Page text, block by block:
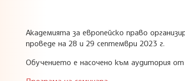
Академията за европейско право
проведе на 28 и 29 септември 2023 г.
Обучението е насочено към аудитория